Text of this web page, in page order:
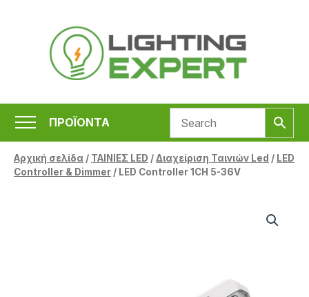
περιεχόμενο
ΠΡΟΪΟΝΤΑ
Αρχική σελίδα/ ΤΑΙΝΙΕΣ LED /Διαχείριση Ταινιών Led / LED
Controller & Dimmer/ LED Controller 1CH 5-36V